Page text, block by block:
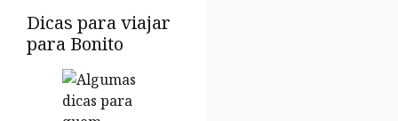
Dicas para viajar
para Bonito